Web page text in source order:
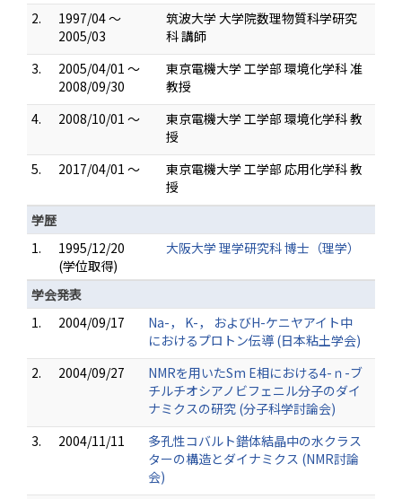
2.
1997/04 ～
2005/03
筑波大学 大学院数理物質科学研究
科 講師
3.
2005/04/01 ～
2008/09/30
東京電機大学 工学部 環境化学科 准
教授
4.
2008/10/01 ～
東京電機大学 工学部 環境化学科 教
授
5.
2017/04/01 ～
東京電機大学 工学部 応用化学科 教
授
学歴
1.
1995/12/20
(学位取得)
大阪大学 理学研究科 博士（理学）
学会発表
1.
2004/09/17
Na-， K-， およびH-ケニヤアイト中
におけるプロトン伝導 (日本粘土学会)
2.
2004/09/27
NMRを用いたSm E相における4-ｎ-ブ
チルチオシアノビフェニル分子のダイ
ナミクスの研究 (分子科学討論会)
3.
2004/11/11
多孔性コバルト錯体結晶中の水クラス
ターの構造とダイナミクス (NMR討論
会)